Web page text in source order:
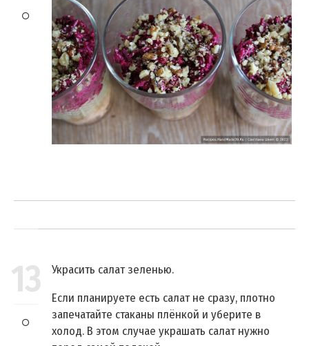
13
Украсить салат зеленью.
Если планируете есть салат не сразу, плотно
запечатайте стаканы плёнкой и уберите в
холод. В этом случае украшать салат нужно